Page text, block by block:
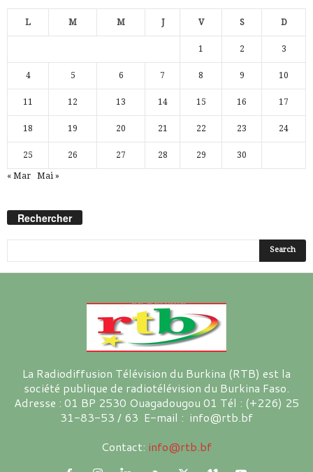
L M M J V S D
1 2 3
4 5 6 7 8 9 10
11 12 13 14 15 16 17
18 19 20 21 22 23 24
25 26 27 28 29 30
« Mar Mai »
Rechercher
La Radiodiffusion Télévision du Burkina (RTB) est la
société publique de radiotélévision du Burkina Faso.
Adresse : 01 BP 2530 Ouagadougou 01 Tél : (+226) 25
31-83-53 / 63 E-mail : info@rtb.bf
Contact: info@rtb.bf